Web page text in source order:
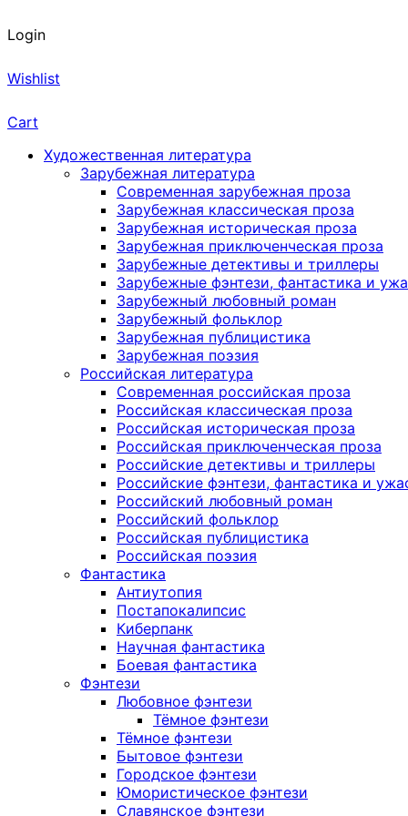
Login
Wishlist
Cart
Художественная литература
Зарубежная литература
Современная зарубежная проза
Зарубежная классическая проза
Зарубежная историческая проза
Зарубежная приключенческая проза
Зарубежные детективы и триллеры
Зарубежные фэнтези, фантастика и
Зарубежный любовный роман
Зарубежный фольклор
Зарубежная публицистика
Зарубежная поэзия
Российская литература
Современная российская проза
Российская классическая проза
Российская историческая проза
Российская приключенческая проза
Российские детективы и триллеры
Российские фэнтези, фантастика и
Российский любовный роман
Российский фольклор
Российская публицистика
Российская поэзия
Фантастика
Антиутопия
Постапокалипсис
Киберпанк
Научная фантастика
Боевая фантастика
Фэнтези
Любовное фэнтези
Тёмное фэнтези
Тёмное фэнтези
Бытовое фэнтези
Городское фэнтези
Юмористическое фэнтези
Славянское фэнтези